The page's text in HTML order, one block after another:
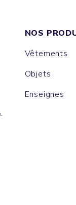
NOS
Vêtements
Objets
Enseignes